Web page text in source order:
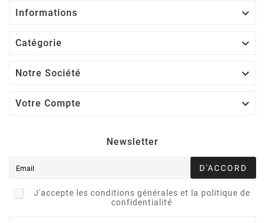
Informations 
Catégorie 
Notre Société 
Votre Compte 
Newsletter
D'ACCORD
J'accepte les conditions générales et la politique de
confidentialité